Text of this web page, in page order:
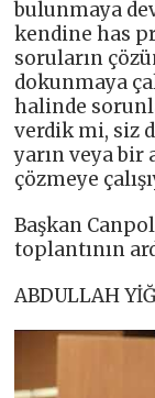
bulunmaya
kendine has
soruların
dokunmaya
halinde
verdik mi, siz
yarın veya bir
çözmeye
Başkan
toplantının
ABDULLAH